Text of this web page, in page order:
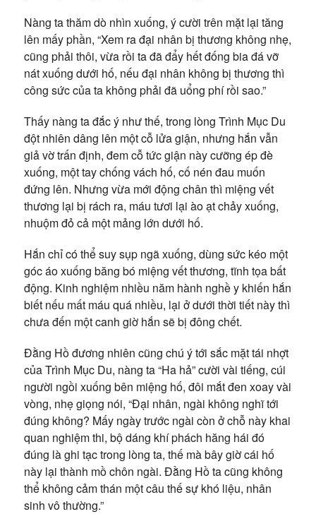
Nàng ta thăm dò nhìn xuống, ý cười trên mặt lại tăng
lên mấy phần, “Xem ra đại nhân bị thương không nhẹ,
cũng phải thôi, vừa rồi ta đã đẩy hết đống bia đá vỡ
nát xuống dưới hố, nếu đại nhân không bị thương thì
công sức của ta không phải đã uổng phí rồi sao.”
Thấy nàng ta đắc ý như thế, trong lòng Trình Mục Du
đột nhiên dâng lên một cỗ lửa giận, nhưng hắn vẫn
giả vờ trấn định, đem cỗ tức giận này cưỡng ép đè
xuống, một tay chống vách hố, cố nén đau muốn
đứng lên. Nhưng vừa mới động chân thì miệng vết
thương lại bị rách ra, máu tươi lại ào ạt chảy xuống,
nhuộm đỏ cả một mảng lớn dưới hố.
Hắn chỉ có thể suy sụp ngã xuống, dùng sức kéo một
góc áo xuống băng bó miệng vết thương, tĩnh tọa bất
động. Kinh nghiệm nhiều năm hành nghề y khiến hắn
biết nếu mất máu quá nhiều, lại ở dưới thời tiết này thì
chưa đến một canh giờ hắn sẽ bị đông chết.
Đằng Hồ đương nhiên cũng chú ý tới sắc mặt tái nhợt
của Trình Mục Du, nàng ta “Ha hả” cười vài tiếng, cúi
người ngồi xuống bên miệng hố, đôi mắt đen xoay vài
vòng, nhẹ giọng nói, “Đại nhân, ngài không nghĩ tới
đúng không? Mấy ngày trước ngài còn ở chỗ này khai
quan nghiệm thi, bộ dáng khí phách hăng hái đó
đúng là ghi tạc trong lòng ta, thế mà bây giờ cái hố
này lại thành mồ chôn ngài. Đằng Hồ ta cũng không
thể không cảm thán một câu thế sự khó liệu, nhân
sinh vô thường.”